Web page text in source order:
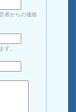
者からの連絡
す。